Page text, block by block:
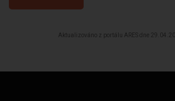
Aktualizováno z portálu ARES dne